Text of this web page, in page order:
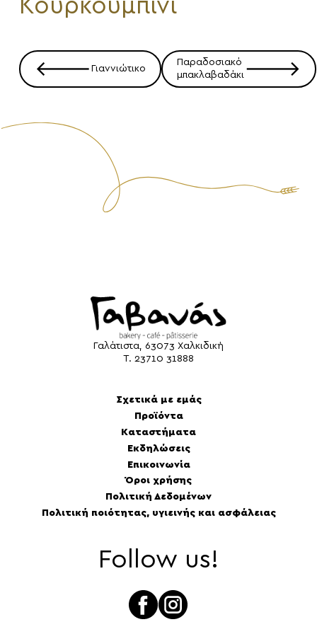
Κουρκουμπίνι
Πλοήγηση
άρθρων
🡐 Γιαννιώτικο
Παραδοσιακό
μπακλαβαδάκι 🡒
Σχετικά με εμάς
Προϊόντα
Καταστήματα
Εκδηλώσεις
Επικοινωνία
Όροι χρήσης
Πολιτική Δεδομένων
Πολιτική ποιότητας, υγιεινής και ασφάλειας
Γαλάτιστα, 63073 Χαλκιδική
Τ. 23710 31888
Follow us!